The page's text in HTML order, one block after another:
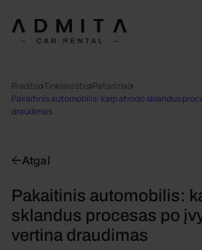
Pradžia Tinklaraštis Patarimai
Pakaitinis automobilis: kaip atrodo sklandus
draudimas
Atgal
Pakaitinis automobilis:
sklandus procesas po
vertina draudimas